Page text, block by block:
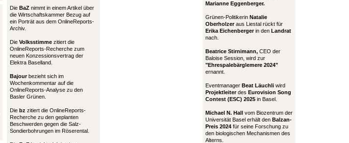
Die BaZ nimmt in einem Artikel über
die Wirtschaftskammer Bezug auf
ein Porträt aus dem OnlineReports-
Archiv.
Die Volksstimme zitiert die
OnlineReports-Recherche zum
neuen Konzessionsvertrag der
Elektra Baselland.
Bajourbezieht sich im
Wochenkommentar auf die
OnlineReports-Analyse zu den
Basler Grünen.
Die bz zitiert die OnlineReports-
Recherche zu den geplanten
Beschwerden gegen die Salz-
Sondierbohrungen im Röserental.
Marianne Eggenberger.
Grünen-Politikerin Natalie
Oberholzeraus Liestal rückt für
Erika Eichenbergerin den Landrat
nach.
Beatrice Stirnimann, CEO der
Baloise Session, wird zur
"Ehrespalebärglemere 2024"
ernannt.
Eventmanager Beat Läuchli wird
Projektleiterdes Eurovision Song
Contest (ESC) 2025 in Basel.
Michael N. Hall vom Biozentrum der
Universität Basel erhält den Balzan-
Preis 2024 für seine Forschung zu
den biologischen Mechanismen des
Alterns.